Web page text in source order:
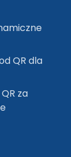
QR dla
za